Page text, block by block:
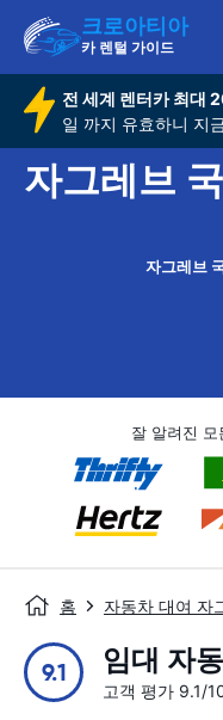
크로아티아
카 렌털 가이드
전 세계 렌터카 최대
일 까지 유효하니 지
자그레브
자그레브
잘 알려진
홈 자동차 대여 자
9.1 임대 자
고객 평가 9.1/